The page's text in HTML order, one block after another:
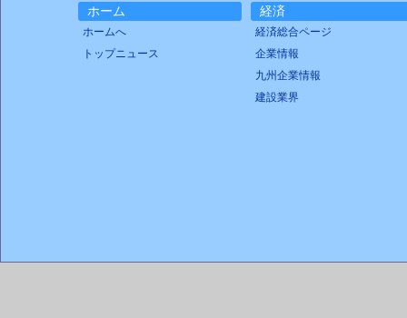
ホーム
ホームへ
トップニュース
経済
経済総合ページ
企業情報
九州企業情報
建設業界